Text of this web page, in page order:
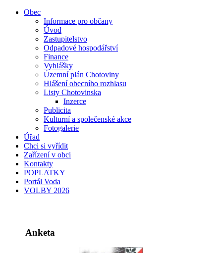
Obec
Informace pro občany
Úvod
Zastupitelstvo
Odpadové hospodářství
Finance
Vyhlášky
Územní plán Chotoviny
Hlášení obecního rozhlasu
Listy Chotovinska
Inzerce
Publicita
Kulturní a společenské akce
Fotogalerie
Úřad
Chci si vyřídit
Zařízení v obci
Kontakty
POPLATKY
Portál Voda
VOLBY 2026
Anketa